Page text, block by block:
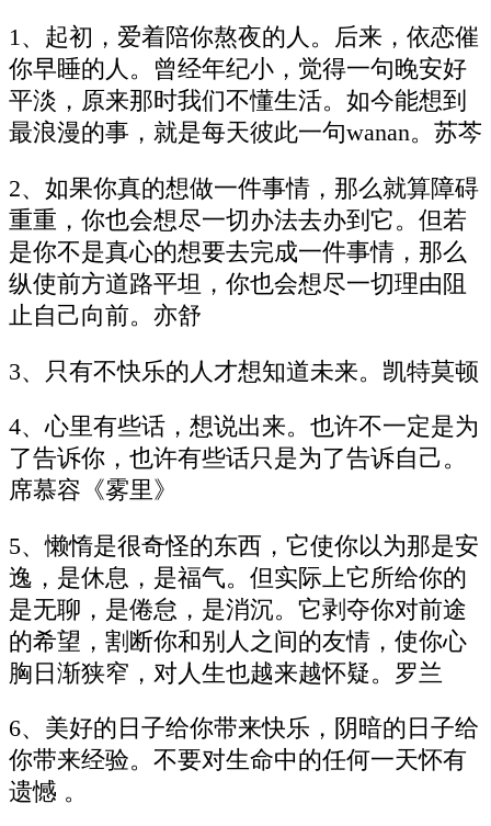
1、起初，爱着陪你熬夜的人。后来，依恋催
你早睡的人。曾经年纪小，觉得一句晚安好
平淡，原来那时我们不懂生活。如今能想到
最浪漫的事，就是每天彼此一句wanan。苏芩
2、如果你真的想做一件事情，那么就算障碍
重重，你也会想尽一切办法去办到它。但若
是你不是真心的想要去完成一件事情，那么
纵使前方道路平坦，你也会想尽一切理由阻
止自己向前。亦舒
3、只有不快乐的人才想知道未来。凯特莫顿
4、心里有些话，想说出来。也许不一定是为
了告诉你，也许有些话只是为了告诉自己。
席慕容《雾里》
5、懒惰是很奇怪的东西，它使你以为那是安
逸，是休息，是福气。但实际上它所给你的
是无聊，是倦怠，是消沉。它剥夺你对前途
的希望，割断你和别人之间的友情，使你心
胸日渐狭窄，对人生也越来越怀疑。罗兰
6、美好的日子给你带来快乐，阴暗的日子给
你带来经验。不要对生命中的任何一天怀有
遗憾 。